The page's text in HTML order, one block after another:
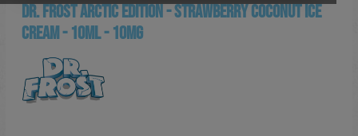
Dr. Frost Arctic Edition - Strawberry Coconut Ice
Cream - 10ml - 10mg